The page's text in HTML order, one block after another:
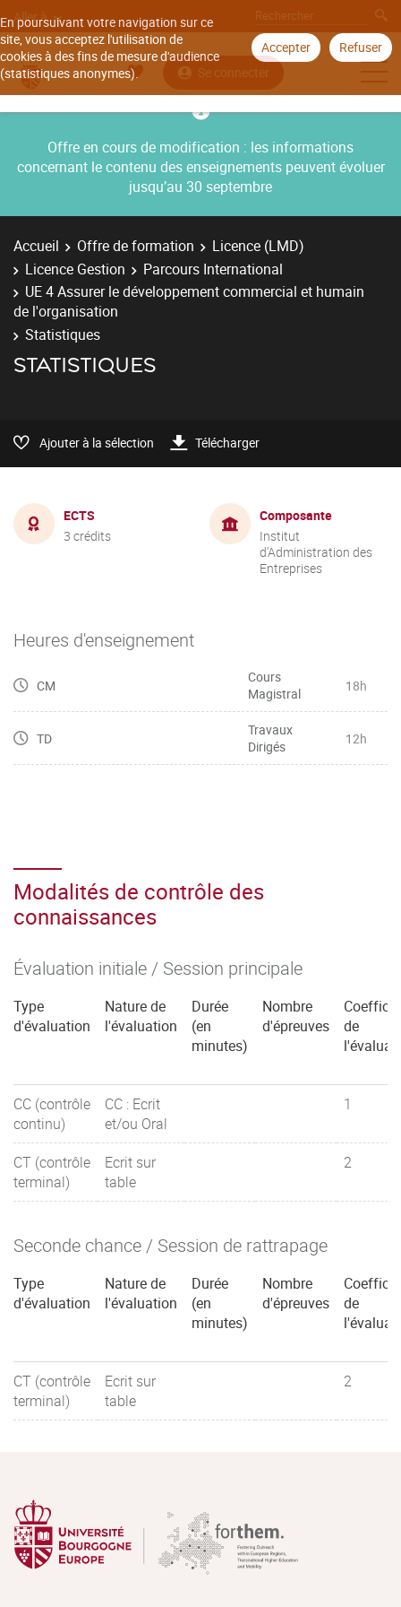
En poursuivant votre navigation sur ce
site, vous acceptez l'utilisation de
cookies à des fins de mesure d'audience
(statistiques anonymes).
Accepter Refuser
Aller à
Se connecter
Offre en cours de modification : les informations
concernant le contenu des enseignements peuvent évoluer
jusqu’au 30 septembre
Accueil Offre de formation
Licence (LMD)
Licence Gestion
Parcours International
UE 4 Assurer le développement commercial et humain
de l'organisation
Statistiques
STATISTIQUES
Ajouter à la sélection Télécharger
ECTS
3 crédits
Composante
Institut
d'Administration des
Entreprises
Heures d'enseignement
CM
Cours
Magistral
18h
TD
Travaux
Dirigés
12h
Modalités de contrôle des
connaissances
Évaluation initiale / Session principale
Type
d'évaluation
Nature de
l'évaluation
Durée
(en
minutes)
Nombre
d'épreuves
de
CC (contrôle
continu)
CC : Ecrit
et/ou Oral
1
CT (contrôle
terminal)
Ecrit sur
table
2
Seconde chance / Session de rattrapage
Type
d'évaluation
Nature de
l'évaluation
Durée
(en
minutes)
Nombre
d'épreuves
de
CT (contrôle
terminal)
Ecrit sur
table
2